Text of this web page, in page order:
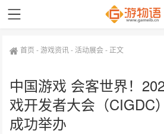
首页 -游戏资讯-活动展会- 正文
中国游戏 会客世界！
戏开发者大会（CIGDC
成功举办